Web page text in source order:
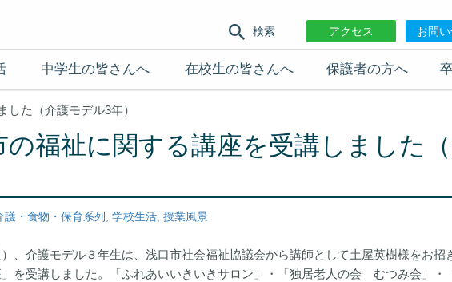
検索 アクセス お問
中学生の皆さんへ 在校生の皆さんへ 保護者の方へ
た（介護モデル3年）
の福祉に関する講座を受講しました
護・食物・保育系列 学校生活, 授業風景
）、介護モデル３年生は、浅口市社会福祉協議会から講師として土屋英樹様をお招
を受講しました。「ふれあいいきいきサロン」・「独居老人の会 むつみ会」・